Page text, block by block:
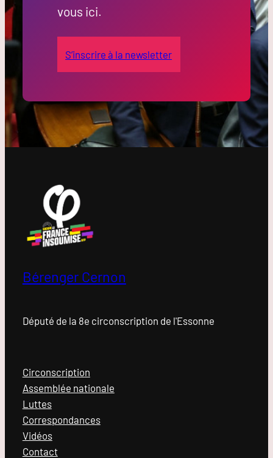
vous ici.
S’inscrire à la newsletter
Bérenger Cernon
Député de la 8e circonscription de l'Essonne
Circonscription
Assemblée nationale
Luttes
Correspondances
Vidéos
Contact